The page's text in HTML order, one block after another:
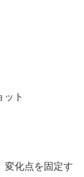
ット
変化点を固定す